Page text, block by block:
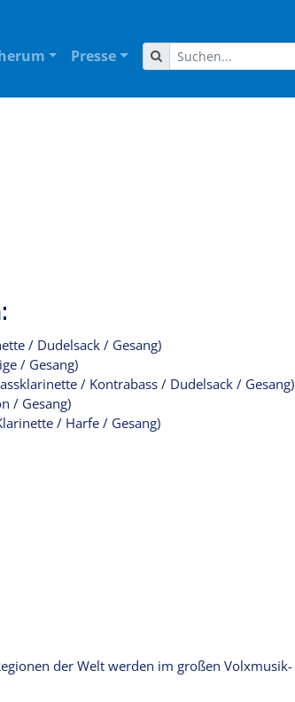
Presse
/ Dudelsack / Gesang)
/ Gesang)
/ Kontrabass / Dudelsack / Gesang)
/ Gesang)
/ Harfe / Gesang)
der Welt werden im großen Volxmusik-